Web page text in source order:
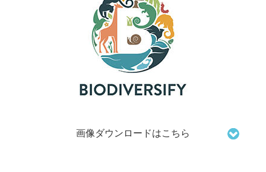
画像ダウンロードはこちら